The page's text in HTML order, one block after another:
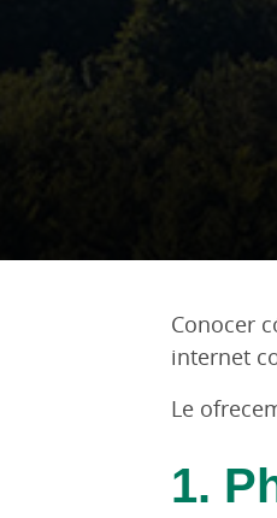
Conocer
internet
Le
1.